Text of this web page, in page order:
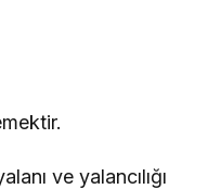
ve yalancılığı